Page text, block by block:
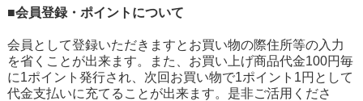
■会員登録・ポイントについて
会員として登録いただきますとお買い物の際住所等の入力
を省くことが出来ます。また、お買い上げ商品代金100円毎
に1ポイント発行され、次回お買い物で1ポイント1円として
代金支払いに充てることが出来ます。是非ご活用くださ